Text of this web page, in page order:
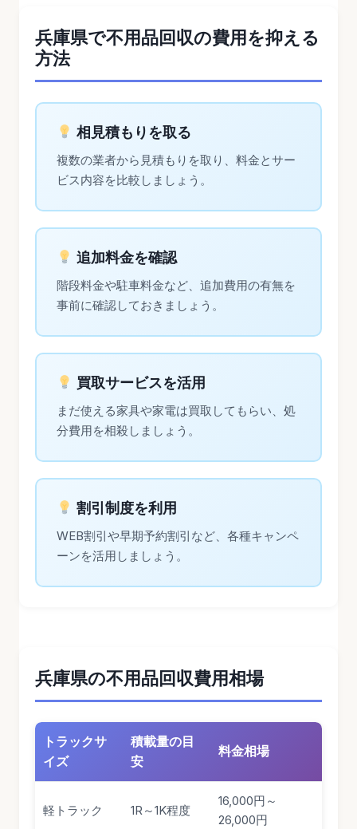
兵庫県で不用品回収の費用を抑える
方法
相見積もりを取る
複数の業者から見積もりを取り、料金とサー
ビス内容を比較しましょう。
追加料金を確認
階段料金や駐車料金など、追加費用の有無を
事前に確認しておきましょう。
買取サービスを活用
まだ使える家具や家電は買取してもらい、処
分費用を相殺しましょう。
割引制度を利用
WEB割引や早期予約割引など、各種キャンペ
ーンを活用しましょう。
兵庫県の不用品回収費用相場
トラックサ
イズ
積載量の目
安
料金相場
軽トラック 1R～1K程度
16,000円～
26,000円